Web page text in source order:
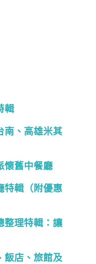
輯
南 、 高雄米其
懷舊中餐廳
特輯（附優惠
整理特輯：讓
飯店、旅館及